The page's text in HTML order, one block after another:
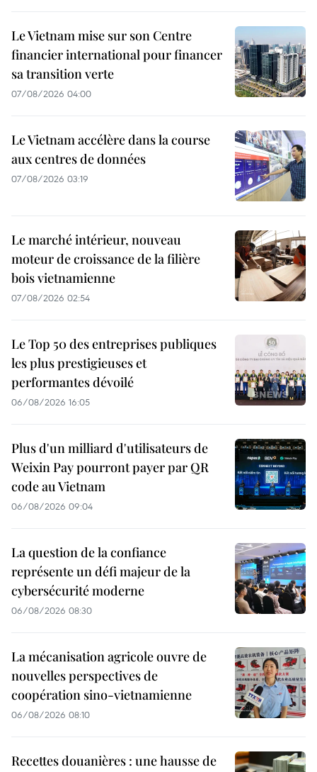
Le Vietnam mise sur son Centre
financier international pour financer
sa transition verte
07/08/2026 04:00
Le Vietnam accélère dans la course
aux centres de données
07/08/2026 03:19
Le marché intérieur, nouveau
moteur de croissance de la filière
bois vietnamienne
07/08/2026 02:54
Le Top 50 des entreprises publiques
les plus prestigieuses et
performantes dévoilé
06/08/2026 16:05
Plus d'un milliard d'utilisateurs de
Weixin Pay pourront payer par QR
code au Vietnam
06/08/2026 09:04
La question de la confiance
représente un défi majeur de la
cybersécurité moderne
06/08/2026 08:30
La mécanisation agricole ouvre de
nouvelles perspectives de
coopération sino-vietnamienne
06/08/2026 08:10
Recettes douanières : une hausse de